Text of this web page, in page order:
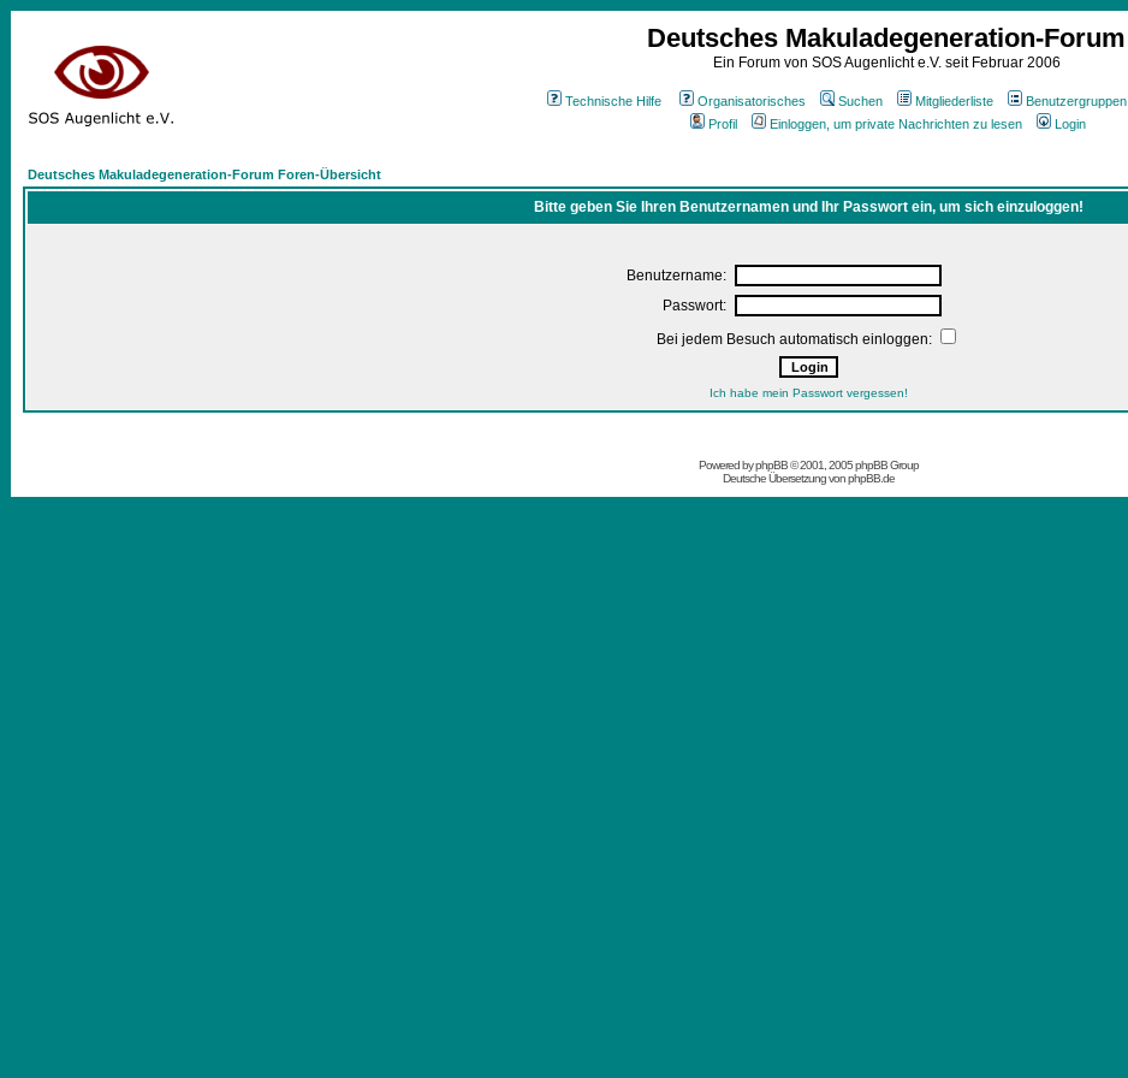
Deutsches Makuladegeneration-Forum
Ein Forum von SOS Augenlicht e.V. seit Februar 2006
Technische Hilfe Organisatorisches Suchen Mitgliederliste Benutzergruppen
Profil
Einloggen, um private Nachrichten zu lesen Login
Deutsches Makuladegeneration-Forum Foren-Übersicht
Bitte geben Sie Ihren Benutzernamen und Ihr Passwort ein, um sich einzuloggen!
Benutzername:
Passwort:
Bei jedem Besuch automatisch einloggen:
Ich habe mein Passwort vergessen!
Powered byphpBB© 2001, 2005 phpBB Group
Deutsche Übersetzung vonphpBB.de